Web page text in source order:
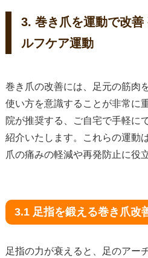
3. 巻き爪を運動で改
ルフケア運動
巻き爪の改善には、足元の筋肉
使い方を意識することが非常に
院が推奨する、ご自宅で手軽に
紹介いたします。これらの運動
爪の痛みの軽減や再発防止に役
3.1 足指を鍛える巻き爪改
足指の力が衰えると、足のアー